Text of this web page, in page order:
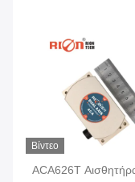
Βίντεο
ACA626T